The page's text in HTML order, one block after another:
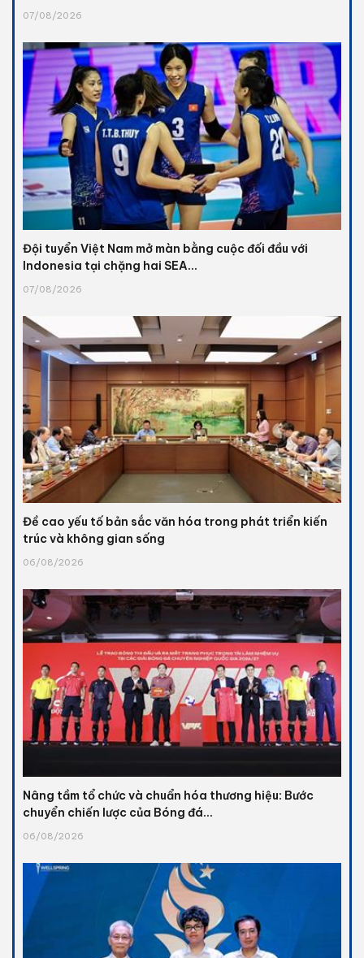
07/08/2026
Đội tuyển Việt Nam mở màn bằng cuộc đối đầu với
Indonesia tại chặng hai SEA...
07/08/2026
Đề cao yếu tố bản sắc văn hóa trong phát triển kiến
trúc và không gian sống
06/08/2026
Nâng tầm tổ chức và chuẩn hóa thương hiệu: Bước
chuyển chiến lược của Bóng đá...
06/08/2026